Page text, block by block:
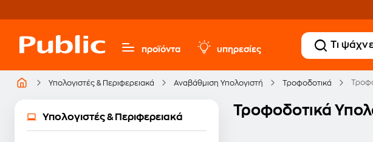
προϊόντα υπηρεσίες
Υπολογιστές & Περιφερειακά Αναβάθμιση Υπολογιστή Τροφοδοτικά
Υπολογιστές & Περιφερειακά Τροφοδοτικά